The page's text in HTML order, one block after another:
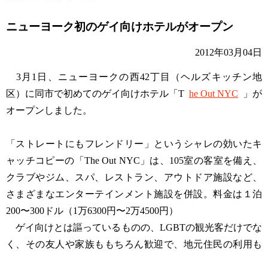
ニューヨーク初のゲイ向けホテルがオープン
2012年03月04日
3月1日、ニューヨークの西42丁目（ヘルズキッチン地
区）に同市で初めてのゲイ向けホテル「T he Out NYC
」が
オープンしました。
「ストレートにもフレンドリー」というシャレの効いたキ
ャッチコピーの「The Out NYC」は、105室の客室を備え、
クラブやジム、スパ、レストラン、アウトドア施設など、
さまざまなエンターテインメント施設を併設。料金は１泊
200〜300ドル（1万6300円〜2万4500円）
ゲイ向けとは謳っているものの、LGBTの観光客だけでな
く、その友人や家族ももちろん歓迎で、地元住民の利用も